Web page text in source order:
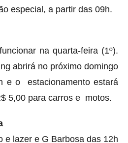
especial, a partir das 09h.
na quarta-feira (1º).
abrirá no próximo domingo
e o estacionamento estará
5,00 para carros e motos.
e lazer e G Barbosa das 12h